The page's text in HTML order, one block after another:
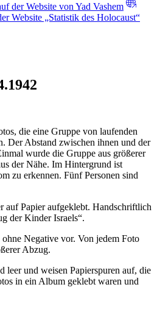
der Website von Yad Vashem
Website „Statistik des Holocaust“
die eine Gruppe von laufenden
Der Abstand zwischen ihnen und der
wurde die Gruppe aus größerer
der Nähe. Im Hintergrund ist
zu erkennen. Fünf Personen sind
auf Papier aufgeklebt. Handschriftlich
der Kinder Israels“.
Negative vor. Von jedem Foto
Abzug.
leer und weisen Papierspuren auf, die
in ein Album geklebt waren und